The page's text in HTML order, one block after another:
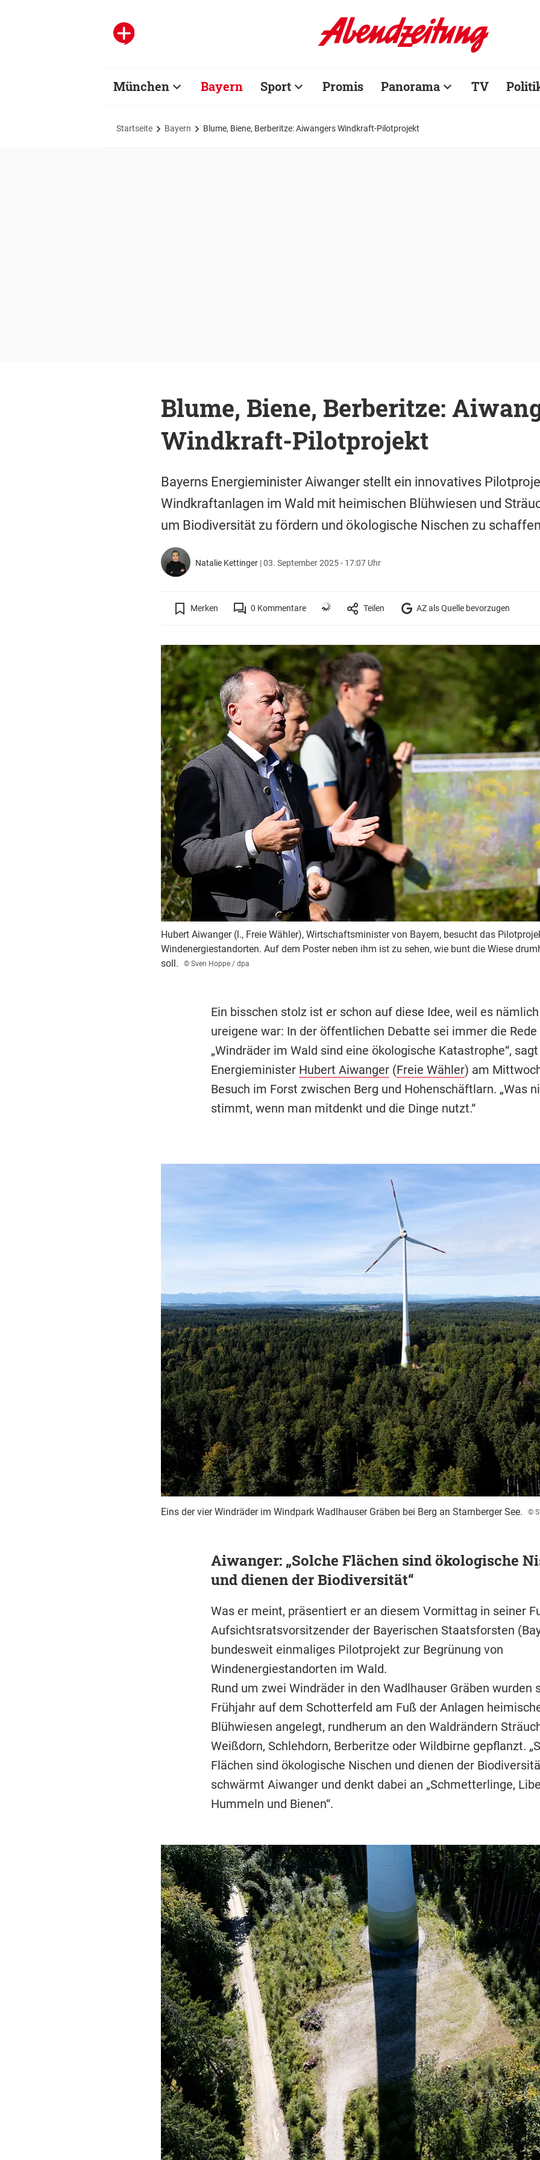
München Bayern Sport Promis Panorama TV
Startseite Bayern Blume, Biene, Berberitze: Aiwangers Windkraft-Pilotprojekt
Blume, Biene, Berberitze:
Windkraft-Pilotprojekt
Bayerns Energieminister Aiwanger stellt ein innovatives
Windkraftanlagen im Wald mit heimischen Blühwiesen und
um Biodiversität zu fördern und ökologische Nischen zu
Natalie Kettinger |03. September 2025 - 17:07 Uhr
Merken 0 Kommentare Teilen AZ als Quelle bevorzugen
Hubert Aiwanger (l., Freie Wähler), Wirtschaftsminister von Bayern, besucht das
Windenergiestandorten. Auf dem Poster neben ihm ist zu sehen, wie bunt die Wiese
soll.
© Sven Hoppe / dpa
Ein bisschen stolz ist er schon auf diese Idee, weil es
ureigene war: In der öffentlichen Debatte sei immer die Rede
„Windräder im Wald sind eine ökologische Katastrophe“,
Energieminister Hubert Aiwanger(Freie Wähler) am
Besuch im Forst zwischen Berg und Hohenschäftlarn. „Was
stimmt, wenn man mitdenkt und die Dinge nutzt.“
Eins der vier Windräder im Windpark Wadlhauser Gräben bei Berg an Starnberger See. ©
Aiwanger: „Solche Flächen sind ökologische
und dienen der Biodiversität“
Was er meint, präsentiert er an diesem Vormittag in seiner
Aufsichtsratsvorsitzender der Bayerischen Staatsforsten
bundesweit einmaliges Pilotprojekt zur Begrünung von
Windenergiestandorten im Wald.
Rund um zwei Windräder in den Wadlhauser Gräben wurden
Frühjahr auf dem Schotterfeld am Fuß der Anlagen
Blühwiesen angelegt, rundherum an den Waldrändern
Weißdorn, Schlehdorn, Berberitze oder Wildbirne gepflanzt.
Flächen sind ökologische Nischen und dienen der
schwärmt Aiwanger und denkt dabei an „Schmetterlinge,
Hummeln und Bienen“.